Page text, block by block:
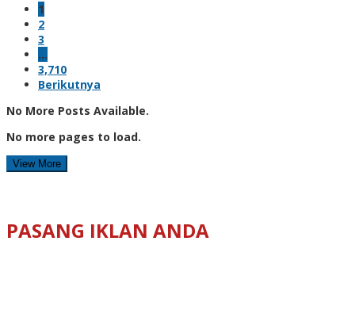
1
2
3
…
3,710
Berikutnya
No More Posts Available.
No more pages to load.
View More
PASANG IKLAN ANDA